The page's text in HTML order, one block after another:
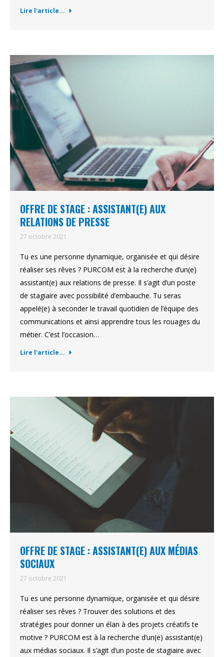
Lire l'article...
OFFRE DE STAGE : ASSISTANT(E) AUX
RELATIONS DE PRESSE
27 octobre 2021
Tu es une personne dynamique, organisée et qui désire
réaliser ses rêves ? PURCOM est à la recherche d’un(e)
assistant(e) aux relations de presse. Il s’agit d’un poste
de stagiaire avec possibilité d’embauche. Tu seras
appelé(e) à seconder le travail quotidien de l’équipe des
communications et ainsi apprendre tous les rouages du
métier. C’est l’occasion…
Lire l'article...
OFFRE DE STAGE : ASSISTANT(E) AUX MÉDIAS
SOCIAUX
27 octobre 2021
Tu es une personne dynamique, organisée et qui désire
réaliser ses rêves ? Trouver des solutions et des
stratégies pour donner un élan à des projets créatifs te
motive ? PURCOM est à la recherche d’un(e) assistant(e)
aux médias sociaux. Il s’agit d’un poste de stagiaire avec